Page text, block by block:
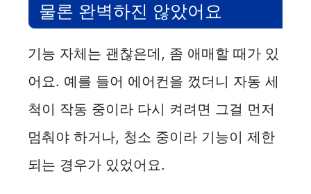
물론 완벽하진 않았어요
기능 자체는 괜찮은데, 좀 애매할 때가 있
어요. 예를 들어 에어컨을 껐더니 자동 세
척이 작동 중이라 다시 켜려면 그걸 먼저
멈춰야 하거나, 청소 중이라 기능이 제한
되는 경우가 있었어요.